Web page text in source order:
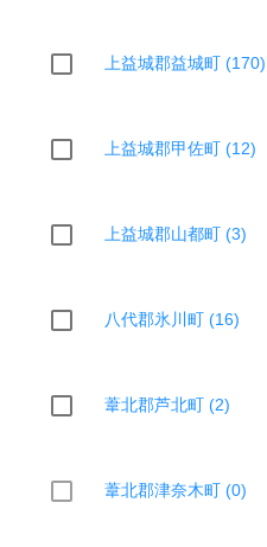
上益城郡益城町 (170)
上益城郡甲佐町 (12)
上益城郡山都町 (3)
八代郡氷川町 (16)
葦北郡芦北町 (2)
葦北郡津奈木町 (0)